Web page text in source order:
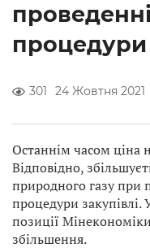
процедури
301 24 Жовтня 2021
Останнім часом ціна
Відповідно,
природного газу при
процедури закупівлі.
позиції
збільшення.